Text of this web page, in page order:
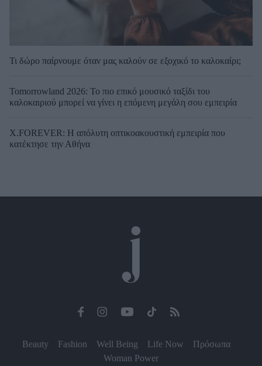
Τι δώρο παίρνουμε όταν μας καλούν σε εξοχικό το καλοκαίρι;
Tomorrowland 2026: Το πιο επικό μουσικό ταξίδι του
καλοκαιριού μπορεί να γίνει η επόμενη μεγάλη σου εμπειρία
X.FOREVER: Η απόλυτη οπτικοακουστική εμπειρία που
κατέκτησε την Αθήνα
Beauty Fashion Well Being Life Now
Πρόσωπα
Woman Power